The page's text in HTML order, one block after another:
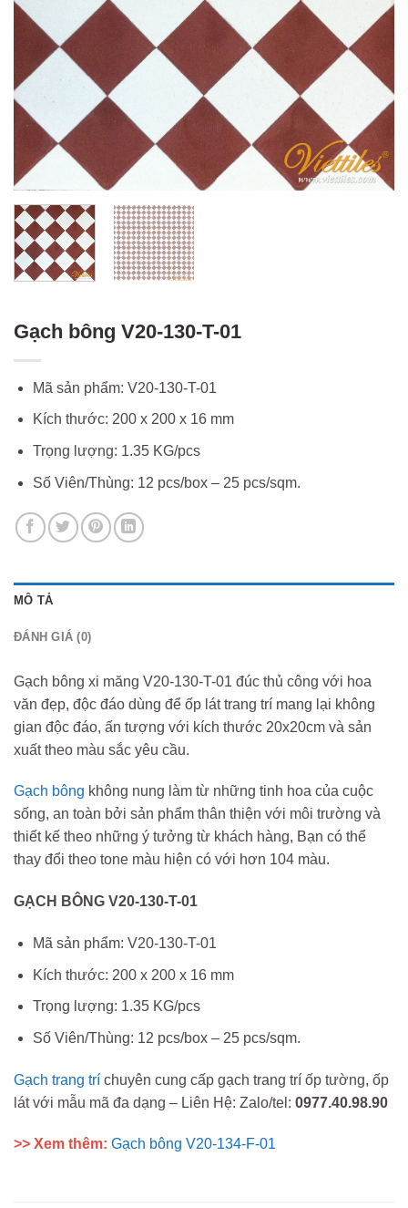
Gạch bông V20-130-T-01
Mã sản phẩm: V20-130-T-01
Kích thước: 200 x 200 x 16 mm
Trọng lượng: 1.35 KG/pcs
Số Viên/Thùng: 12 pcs/box – 25 pcs/sqm.
MÔ TẢ
ĐÁNH GIÁ (0)
Gạch bông xi măng V20-130-T-01 đúc thủ công với hoa
văn đẹp, độc đáo dùng để ốp lát trang trí mang lại không
gian độc đáo, ấn tượng với kích thước 20x20cm và sản
xuất theo màu sắc yêu cầu.
Gạch bông không nung làm từ những tinh hoa của cuộc
sống, an toàn bởi sản phẩm thân thiện với môi trường và
thiết kế theo những ý tưởng từ khách hàng, Bạn có thể
thay đổi theo tone màu hiện có với hơn 104 màu.
GẠCH BÔNG V20-130-T-01
Mã sản phẩm: V20-130-T-01
Kích thước: 200 x 200 x 16 mm
Trọng lượng: 1.35 KG/pcs
Số Viên/Thùng: 12 pcs/box – 25 pcs/sqm.
Gạch trang trí chuyên cung cấp gạch trang trí ốp tường, ốp
lát với mẫu mã đa dạng – Liên Hệ: Zalo/tel: 0977.40.98.90
>> Xem thêm: Gạch bông V20-134-F-01